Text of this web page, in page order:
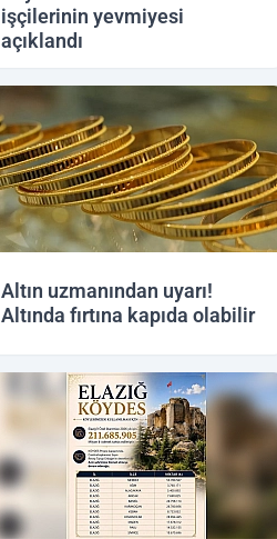
işçilerinin yevmiyesi
açıklandı
Altın uzmanından uyarı!
Altında fırtına kapıda olabilir